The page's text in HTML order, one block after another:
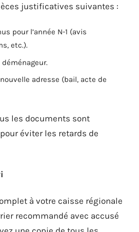
justificatives suivantes :
pour l’année N-1 (avis
etc.).
adresse (bail, acte de
les documents sont
éviter les retards de
à votre caisse régionale
recommandé avec accusé